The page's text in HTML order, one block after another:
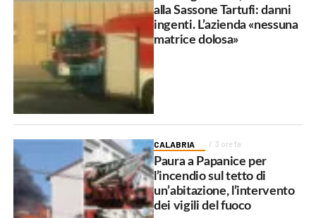
alla Sassone Tartufi: danni
ingenti. L’azienda «nessuna
matrice dolosa»
CALABRIA 3 ore fa
Paura a Papanice per
l’incendio sul tetto di
un’abitazione, l’intervento
dei vigili del fuoco